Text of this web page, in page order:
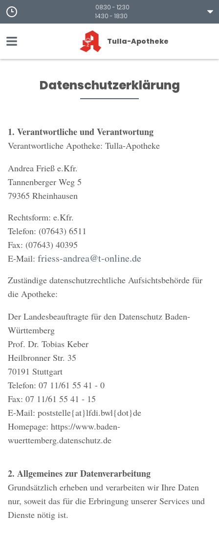
08:30 - 12:30
14:30 - 18:30
Tulla-Apotheke
Datenschutzerklärung
1. Verantwortliche und Verantwortung
Verantwortliche Apotheke: Tulla-Apotheke
Andrea Frieß e.Kfr.
Tannenberger Weg 5
79365 Rheinhausen
Rechtsform: e.Kfr.
Telefon: (07643) 6511
Fax: (07643) 40395
E-Mail: friess-andrea@t-online.de
Zuständige datenschutzrechtliche Aufsichtsbehörde für
die Apotheke:
Der Landesbeauftragte für den Datenschutz Baden-
Württemberg
Prof. Dr. Tobias Keber
Heilbronner Str. 35
70191 Stuttgart
Telefon: 07 11/61 55 41 - 0
Fax: 07 11/61 55 41 - 15
E-Mail: poststelle{at}lfdi.bwl{dot}de
Homepage: https://www.baden-
wuerttemberg.datenschutz.de
2. Allgemeines zur Datenverarbeitung
Grundsätzlich erheben und verarbeiten wir Ihre Daten
nur, soweit das für die Erbringung unserer Services und
Dienste nötig ist.